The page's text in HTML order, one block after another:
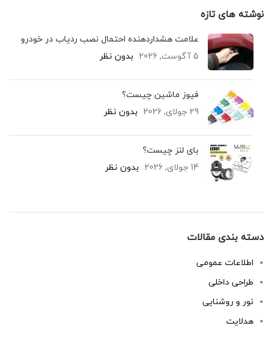
نوشته های تازه
علامت هشداردهنده احتمال نصب ردیاب در خودرو
5 آگوست, 2026
بدون نظر
فیوز ماشین چیست؟
29 جولای, 2026
بدون نظر
بای لنز چیست؟
14 جولای, 2026
بدون نظر
دسته بندی مقالات
اطلاعات عمومی
طراحی داخلی
نور و روشنایی
هدلایت